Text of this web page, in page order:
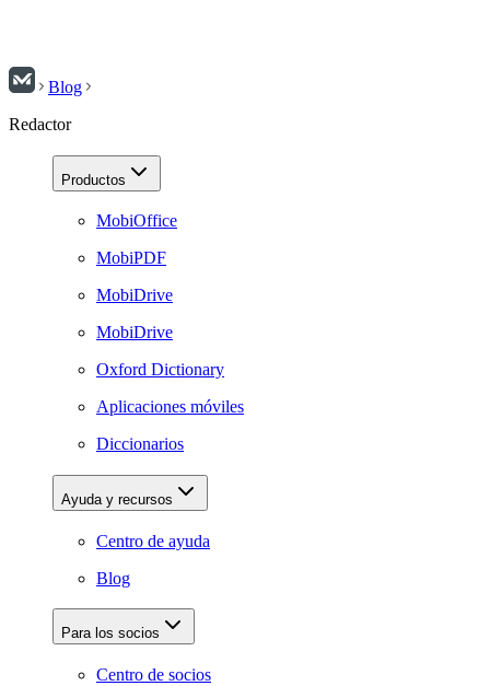
Blog
Redactor
Productos
MobiOffice
MobiPDF
MobiDrive
MobiDrive
Oxford Dictionary
Aplicaciones móviles
Diccionarios
Ayuda y recursos
Centro de ayuda
Blog
Para los socios
Centro de socios